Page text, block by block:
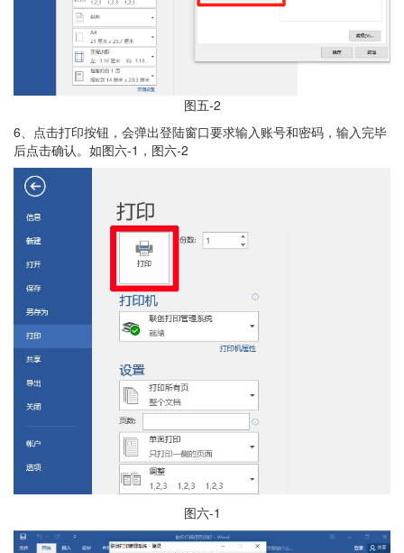
图五-2
6、点击打印按钮，会弹出登陆窗口要求输入账号和密码，输入完毕
后点击确认。如图六-1，图六-2
图六-1